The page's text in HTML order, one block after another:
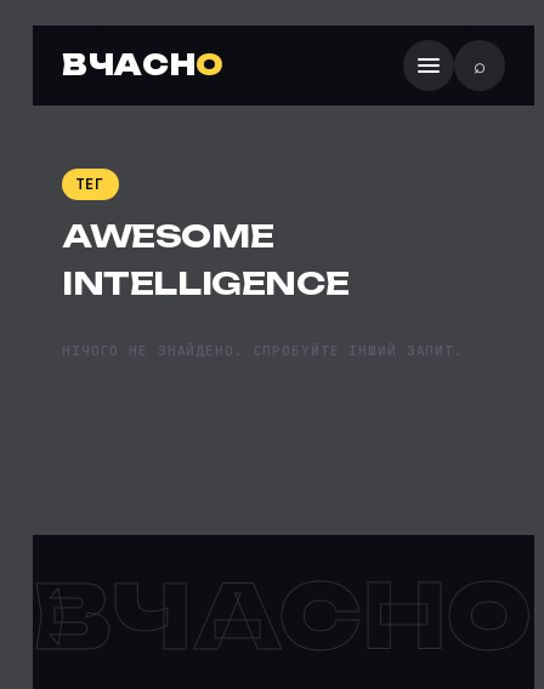
ВЧАСНО ⌕
ТЕГ
AWESOME
INTELLIGENCE
НІЧОГО НЕ ЗНАЙДЕНО. СПРОБУЙТЕ ІНШИЙ ЗАПИТ.
ВЧАСНО